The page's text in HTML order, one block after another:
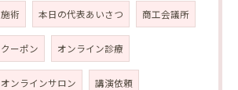
施術 本日の代表あいさつ 商工会議所
クーポン オンライン診療
オンラインサロン 講演依頼